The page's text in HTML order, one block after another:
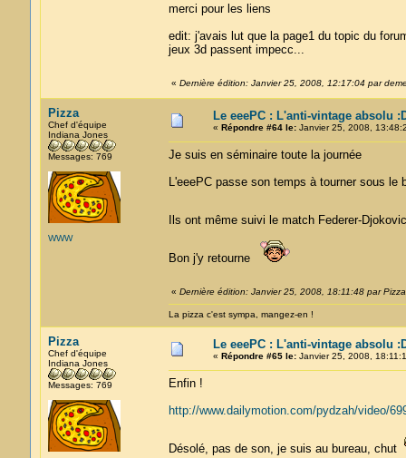
merci pour les liens
edit: j'avais lut que la page1 du topic du
jeux 3d passent impecc...
« Dernière édition: Janvier 25, 2008, 12:17:04 par
Pizza
Chef d'équipe
Indiana Jones
Messages: 769
WWW
Le eeePC : L'anti-vintage absolu
« Répondre #64 le:Janvier 25, 2008,
Je suis en séminaire toute la journée
L'eeePC passe son temps à tourner sous le
Ils ont même suivi le match Federer-
Bon j'y retourne
« Dernière édition: Janvier 25, 2008, 18:11:48 par Pizza
La pizza c'est sympa, mangez-en !
Pizza
Chef d'équipe
Indiana Jones
Messages: 769
Le eeePC : L'anti-vintage absolu
« Répondre #65 le:Janvier 25, 2008,
Enfin !
http://www.dailymotion.com/pydzah/video/
Désolé, pas de son, je suis au bureau, chut